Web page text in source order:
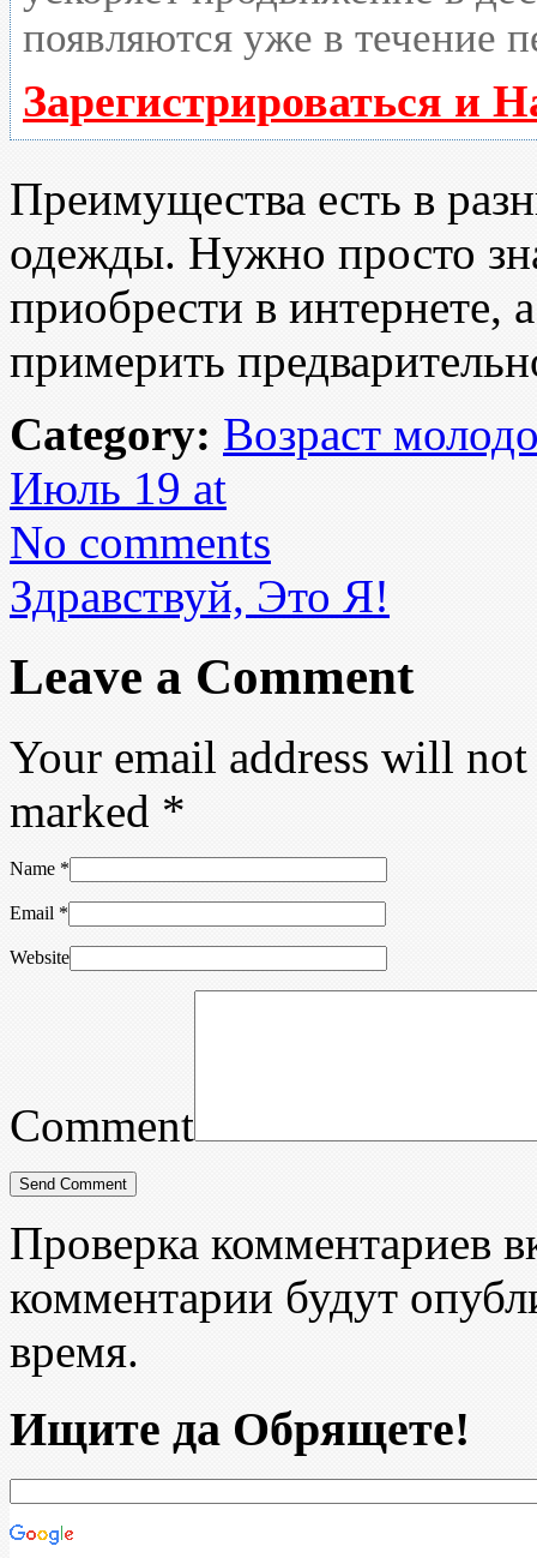
появляются уже в течение
Зарегистрироваться и
Преимущества есть в
одежды. Нужно просто
приобрести в интернете,
примерить
Category: Возраст
Июль 19 at
No comments
Здравствуй, Это Я!
Leave a Comment
Your email address will
marked *
Name *
Email *
Website
Comment
Проверка комментариев
комментарии будут
время.
Ищите да Обрящете!